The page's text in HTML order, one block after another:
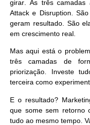
girar . As três
Attack e Disruption.
geram resultado. São
em crescimento real.
Mas aqui está o
três camadas de
priorização. Investe
terceira como
E o resultado?
que some sem retorno
tudo ao mesmo tempo.